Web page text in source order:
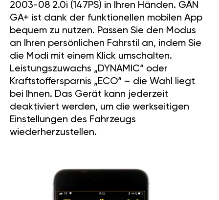
2003-08 2.0i (147PS) in Ihren Händen. GÄN
GA+ ist dank der funktionellen mobilen App
bequem zu nutzen. Passen Sie den Modus
an Ihren persönlichen Fahrstil an, indem Sie
die Modi mit einem Klick umschalten.
Leistungszuwachs „DYNAMIC“ oder
Kraftstoffersparnis „ECO“ – die Wahl liegt
bei Ihnen. Das Gerät kann jederzeit
deaktiviert werden, um die werkseitigen
Einstellungen des Fahrzeugs
wiederherzustellen.